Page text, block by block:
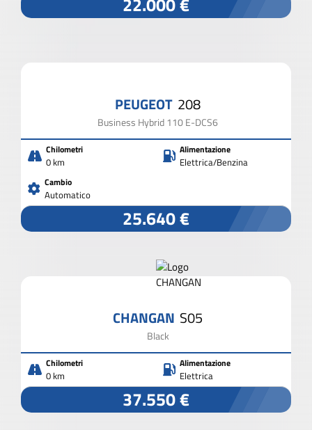
PEUGEOT 208
Business Hybrid 110 E-DCS6
Chilometri
0 km
Alimentazione
Elettrica/Benzina
Cambio
Automatico
25.640 €
CHANGAN S05
Black
Chilometri
0 km
Alimentazione
Elettrica
37.550 €